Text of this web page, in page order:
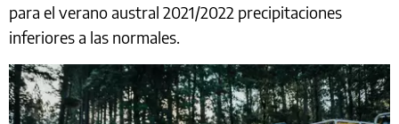
para el verano austral 2021/2022 precipitaciones
inferiores a las normales.